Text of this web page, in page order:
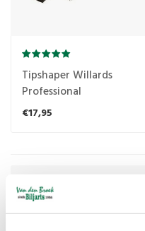
Tipshaper Willards
Professional
€17,95